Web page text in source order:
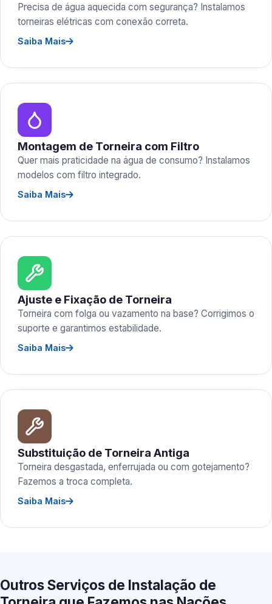
Precisa de água aquecida com segurança? Instalamos
torneiras elétricas com conexão correta.
Saiba Mais
Montagem de Torneira com Filtro
Quer mais praticidade na água de consumo? Instalamos
modelos com filtro integrado.
Saiba Mais
Ajuste e Fixação de Torneira
Torneira com folga ou vazamento na base? Corrigimos o
suporte e garantimos estabilidade.
Saiba Mais
Substituição de Torneira Antiga
Torneira desgastada, enferrujada ou com gotejamento?
Fazemos a troca completa.
Saiba Mais
Outros Serviços de Instalação de